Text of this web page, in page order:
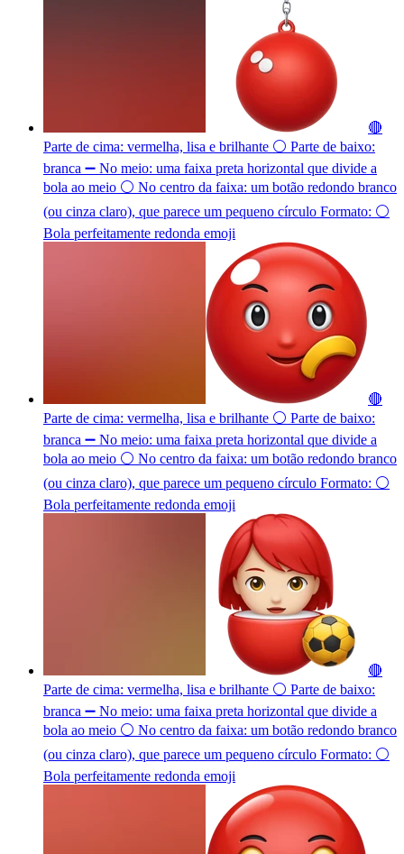
🔴
Parte de cima: vermelha, lisa e brilhante ⚪ Parte de baixo:
branca ➖ No meio: uma faixa preta horizontal que divide a
bola ao meio ⚪ No centro da faixa: um botão redondo branco
(ou cinza claro), que parece um pequeno círculo Formato: ⚪
Bola perfeitamente redonda emoji
🔴
Parte de cima: vermelha, lisa e brilhante ⚪ Parte de baixo:
branca ➖ No meio: uma faixa preta horizontal que divide a
bola ao meio ⚪ No centro da faixa: um botão redondo branco
(ou cinza claro), que parece um pequeno círculo Formato: ⚪
Bola perfeitamente redonda emoji
🔴
Parte de cima: vermelha, lisa e brilhante ⚪ Parte de baixo:
branca ➖ No meio: uma faixa preta horizontal que divide a
bola ao meio ⚪ No centro da faixa: um botão redondo branco
(ou cinza claro), que parece um pequeno círculo Formato: ⚪
Bola perfeitamente redonda emoji